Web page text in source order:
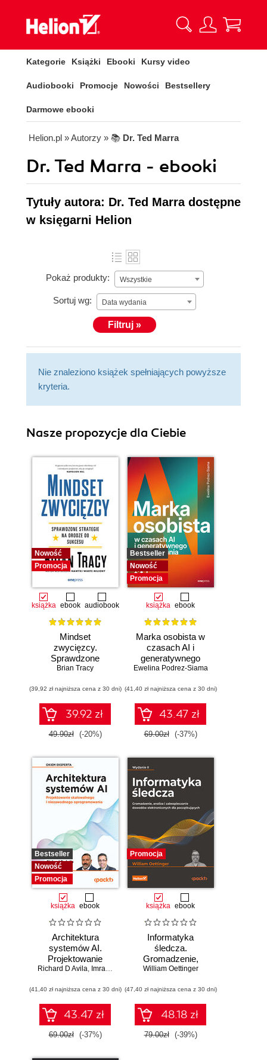
Kategorie Książki Ebooki Kursy video
Audiobooki Promocje Nowości Bestsellery
Darmowe ebooki
Helion.pl » Autorzy » 📚 Dr. Ted Marra
Dr. Ted Marra - ebooki
Tytuły autora: Dr. Ted Marra dostępne
w księgarni Helion
Pokaż produkty: Wszystkie
Sortuj wg: Data wydania
Filtruj »
Nie znaleziono książek spełniających powyższe
kryteria.
Nasze propozycje dla Ciebie
Nowość
Promocja
książka ebook audiobook
Mindset
zwycięzcy.
Sprawdzone
strategie na drodze
Brian Tracy
(39,92 zł najniższa cena z 30 dni)
39.92 zł
49.90zł (-20%)
Bestseller
Nowość
Promocja
książka ebook
Marka osobista w
czasach AI i
generatywnego
wyszukiwania
Ewelina Podrez-Siama
(41,40 zł najniższa cena z 30 dni)
43.47 zł
69.00zł (-37%)
Bestseller
Nowość
Promocja
książka ebook
Architektura
systemów AI.
Projektowanie
skalowalnego i
oprogramowania
Richard D Avila, Imran Ahmad
(41,40 zł najniższa cena z 30 dni)
43.47 zł
69.00zł (-37%)
Promocja
książka ebook
Informatyka
śledcza.
Gromadzenie,
analiza i
dowodów
elektronicznych dla
początkujących.
Wydanie II
William Oettinger
(47,40 zł najniższa cena z 30 dni)
48.18 zł
79.00zł (-39%)